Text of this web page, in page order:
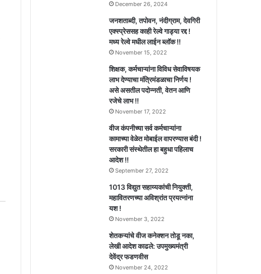
December 26, 2024
जनशताब्दी, तपोवन, नंदीग्राम, देवगिरी
एक्स्प्रेससह काही रेल्वे गाड्या रद्द !
मध्य रेल्वे मधील लाईन ब्लॉक !!
November 15, 2022
शिक्षक, कर्मचाऱ्यांना विविध सेवाविषयक
लाभ देण्याचा मंत्रिमंडळाचा निर्णय !
असे असतील पदोन्नती, वेतन आणि
रजेचे लाभ !!
November 17, 2022
वीज कंपनीच्या सर्व कर्मचाऱ्यांना
कामाच्या वेळेत मोबाईल वापरण्यास बंदी !
सरकारी संस्थेतील हा बहुधा पहिलाच
आदेश !!
September 27, 2022
1013 विद्युत सहाय्यकांची नियुक्ती,
महावितरणच्या अविश्रांत प्रयत्नांना
यश !
November 3, 2022
शेतकऱ्यांचे वीज कनेक्शन तोडू नका,
लेखी आदेश काढले: उपमुख्यमंत्री
देवेंद्र फडणवीस
November 24, 2022